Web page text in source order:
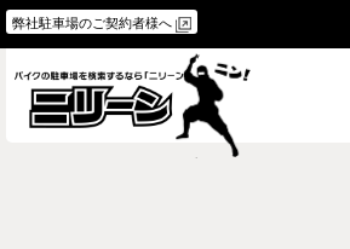
弊社駐車場のご契約者様へ